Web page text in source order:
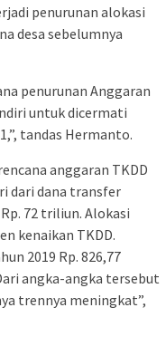
penurunan alokasi
desa sebelumnya
penurunan Anggaran
untuk dicermati
tandas Hermanto.
anggaran TKDD
dari dana transfer
72 triliun. Alokasi
kenaikan TKDD.
2019 Rp. 826,77
angka-angka tersebut
trennya meningkat”,